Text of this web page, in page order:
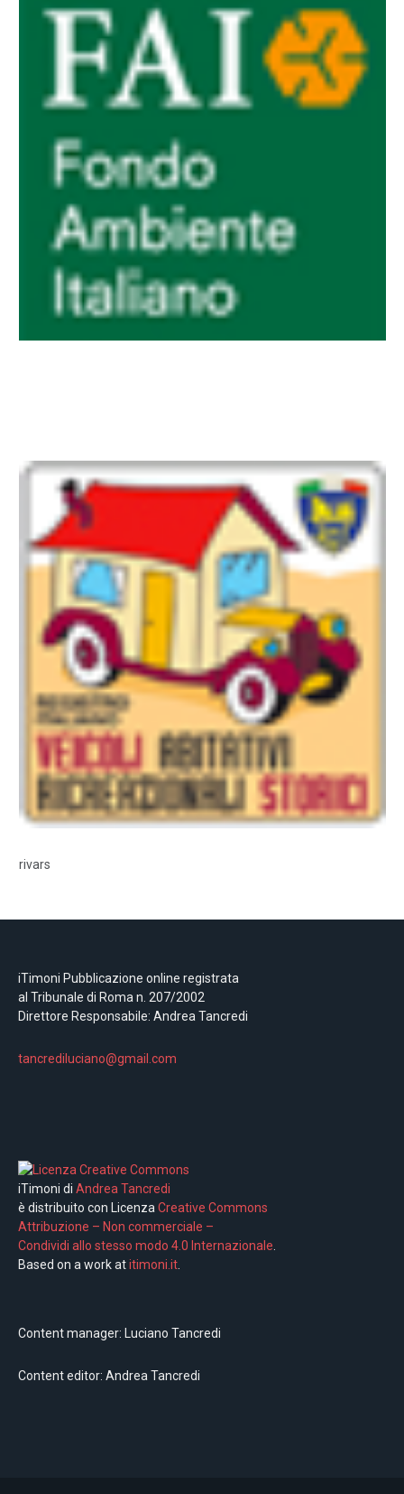
rivars
iTimoni Pubblicazione online registrata
al Tribunale di Roma n. 207/2002
Direttore Responsabile: Andrea Tancredi
tancrediluciano@gmail.com
iTimoni di Andrea Tancredi
è distribuito con LicenzaCreative Commons
Attribuzione – Non commerciale –
Condividi allo stesso modo 4.0 Internazionale.
Based on a work atitimoni.it.
Content manager: Luciano Tancredi
Content editor: Andrea Tancredi